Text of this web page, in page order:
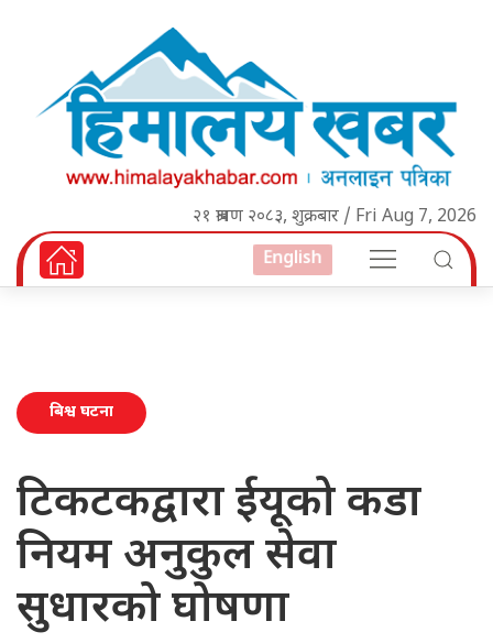
२१ श्रावण २०८३, शुक्रबार / Fri Aug 7, 2026
English
बिश्व घटना
टिकटकद्वारा ईयूको कडा
नियम अनुकुल सेवा
सुधारको घोषणा